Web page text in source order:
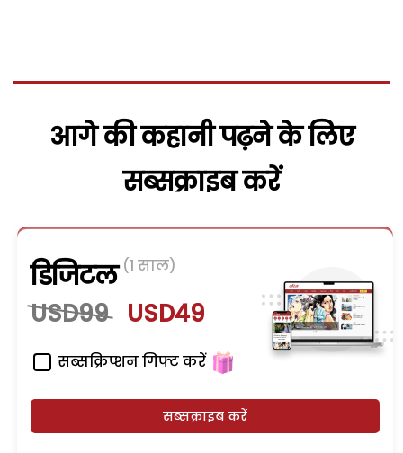
आगे की कहानी पढ़ने के लिए
सब्सक्राइब करें
डिजिटल (1 साल)
USD99 USD49
सब्सक्रिप्शन गिफ्ट करें
सब्सक्राइब करें